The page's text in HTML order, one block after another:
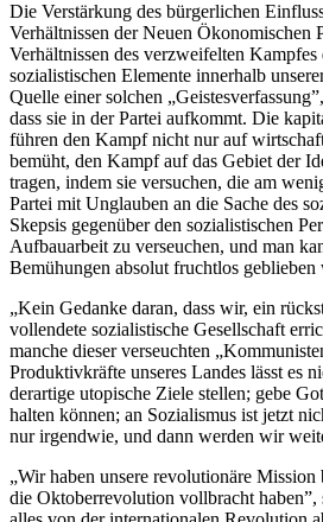
Die Verstärkung des bürgerlichen
Verhältnissen der Neuen Ökonomischen
Verhältnissen des verzweifelten
sozialistischen Elemente innerhalb
Quelle einer solchen
dass sie in der Partei aufkommt. Die
führen den Kampf nicht nur auf
bemüht, den Kampf auf das Gebiet der
tragen, indem sie versuchen, die am
Partei mit Unglauben an die Sache des
Skepsis gegenüber den sozialistischen
Aufbauarbeit zu verseuchen, und man
Bemühungen absolut fruchtlos geblieben
„Kein Gedanke daran, dass wir, ein
vollendete sozialistische Gesellschaft
manche dieser verseuchten
Produktivkräfte unseres Landes lässt es
derartige utopische Ziele stellen; gebe
halten können; an Sozialismus ist jetzt
nur irgendwie, und dann werden wir
„Wir haben unsere revolutionäre
die Oktoberrevolution vollbracht haben”,